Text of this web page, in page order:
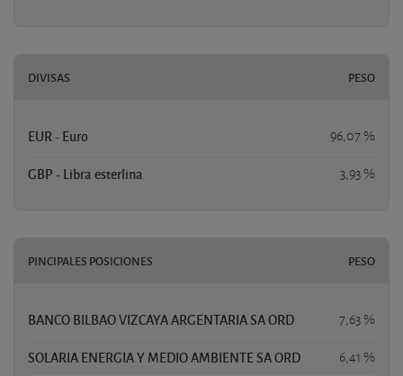
DIVISAS PESO
EUR - Euro 96,07 %
GBP - Libra esterlina 3,93 %
PINCIPALES POSICIONES PESO
BANCO BILBAO VIZCAYA ARGENTARIA SA ORD 7,63 %
SOLARIA ENERGIA Y MEDIO AMBIENTE SA ORD 6,41 %